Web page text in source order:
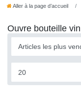
Aller à la page d’accueil
Ouvre bouteille vin